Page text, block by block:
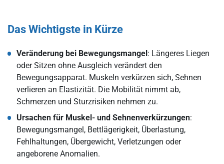
Das Wichtigste in Kürze
Veränderung bei Bewegungsmangel: Längeres Liegen
oder Sitzen ohne Ausgleich verändert den
Bewegungsapparat. Muskeln verkürzen sich, Sehnen
verlieren an Elastizität. Die Mobilität nimmt ab,
Schmerzen und Sturzrisiken nehmen zu.
Ursachen für Muskel- und Sehnenverkürzungen:
Bewegungsmangel, Bettlägerigkeit, Überlastung,
Fehlhaltungen, Übergewicht, Verletzungen oder
angeborene Anomalien.